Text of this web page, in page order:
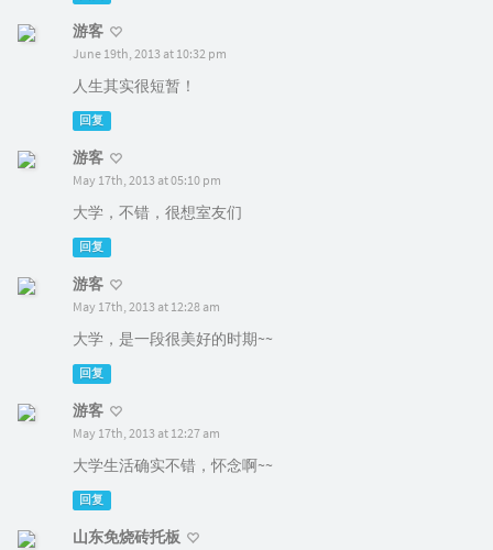
游客
June 19th, 2013 at 10:32 pm
人生其实很短暂！
回复
游客
May 17th, 2013 at 05:10 pm
大学，不错，很想室友们
回复
游客
May 17th, 2013 at 12:28 am
大学，是一段很美好的时期~~
回复
游客
May 17th, 2013 at 12:27 am
大学生活确实不错，怀念啊~~
回复
山东免烧砖托板